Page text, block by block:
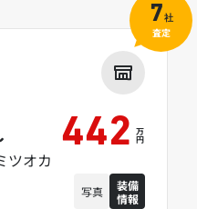
442 万
円
ツオカ
写真
装備
情報
7社
査定